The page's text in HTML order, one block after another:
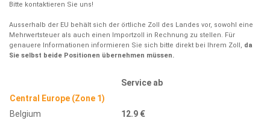
Bitte kontaktieren Sie uns!
Ausserhalb der EU behält sich der örtliche Zoll des Landes vor, sowohl eine
Mehrwertsteuer als auch einen Importzoll in Rechnung zu stellen. Für
genauere Informationen informieren Sie sich bitte direkt bei Ihrem Zoll, da
Sie selbst beide Positionen übernehmen müssen.
Service ab
Central Europe (Zone 1)
Belgium
12.9 €